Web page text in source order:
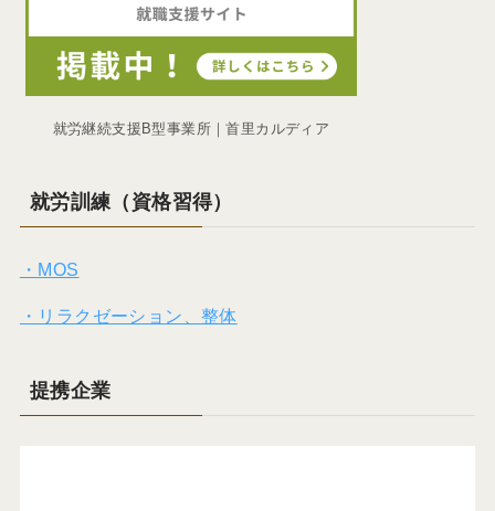
就労継続支援B型事業所｜首里カルディア
就労訓練（資格習得）
・MOS
・リラクゼーション、整体
提携企業